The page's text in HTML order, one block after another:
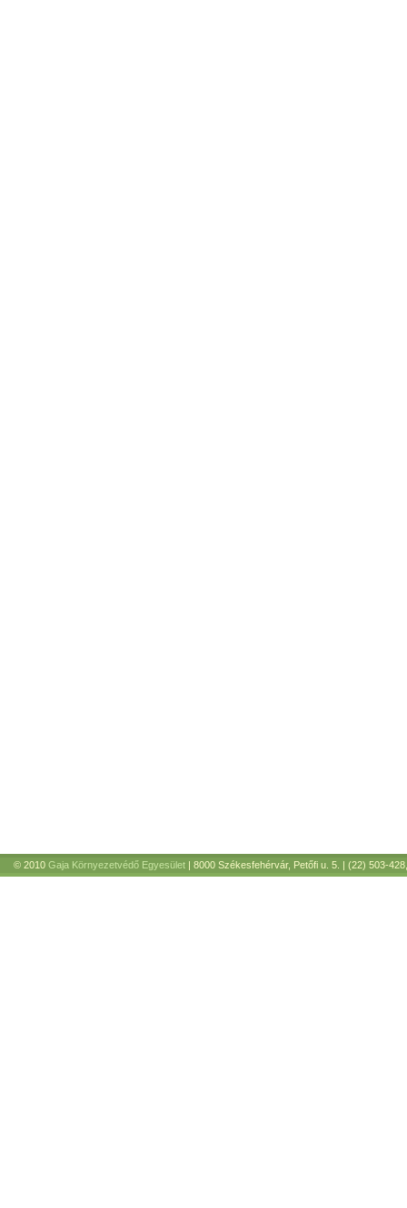
© 2010 Gaja Környezetvédő Egyesület | 8000 Székesfehérvár, Petőfi u. 5. | (22) 503-